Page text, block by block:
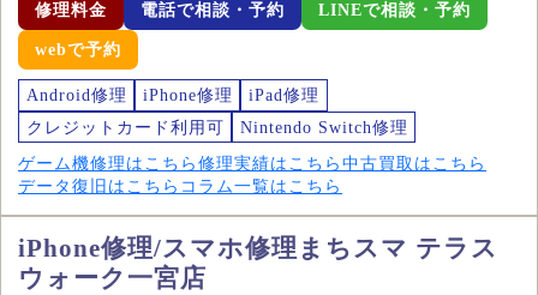
修理料金 電話で相談・予約 LINEで相談・予約
webで予約
Android修理 iPhone修理
iPad修理
クレジットカード利用可
Nintendo Switch修理
ゲーム機修理はこちら 修理実績はこちら 中古買取はこちら
データ復旧はこちら コラム一覧はこちら
iPhone修理/スマホ修理まちスマ テラス
ウォーク一宮店